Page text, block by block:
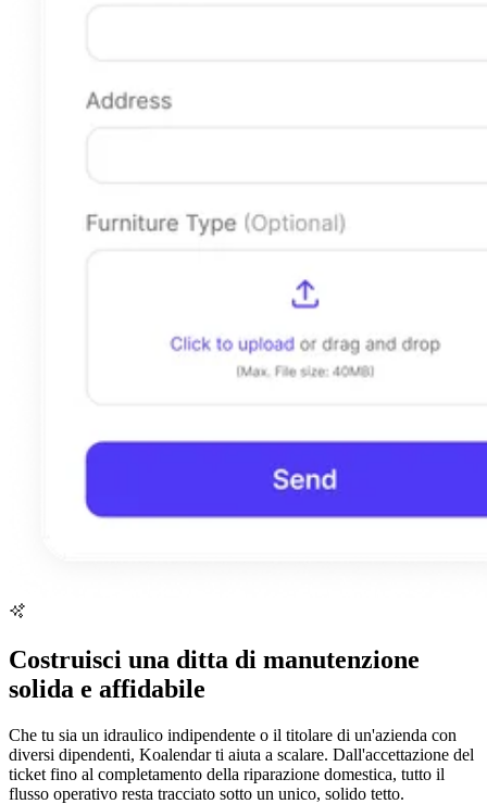
Costruisci una ditta di manutenzione
solida e affidabile
Che tu sia un idraulico indipendente o il titolare di un'azienda con
diversi dipendenti, Koalendar ti aiuta a scalare. Dall'accettazione del
ticket fino al completamento della riparazione domestica, tutto il
flusso operativo resta tracciato sotto un unico, solido tetto.